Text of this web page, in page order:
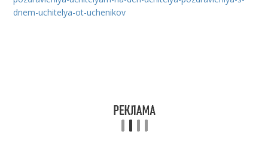
dnem-uchitelya-ot-uchenikov